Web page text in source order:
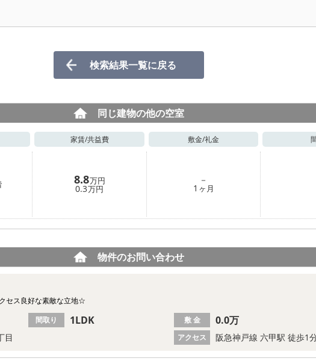
検索結果一覧に戻る
同じ建物の他の空室
家賃/共益費 敷金/礼金
8.8万円
0.3万円
－
1 ヶ月
物件のお問い合わせ
セス良好な素敵な立地☆
目 アクセス 阪急神戸線 六甲駅 徒歩1
間取り 1LDK 敷 金 0.0万